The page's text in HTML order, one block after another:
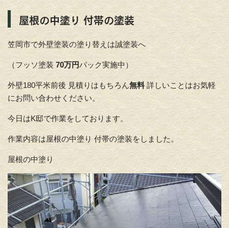
屋根の中塗り 付帯の塗装
笠岡市で外壁塗装の塗り替えは誠塗装へ
（フッソ塗装 70万円パック実施中）
外壁180平米前後 見積りはもちろん無料詳しいことはお気軽
にお問い合わせください。
今日はK邸で作業をしております。
作業内容は屋根の中塗り 付帯の塗装をしました。
屋根の中塗り